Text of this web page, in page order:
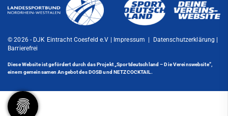
© 2026 - DJK Eintracht Coesfeld e.V | Impressum | Datenschutzerklärung |
Barrierefrei
Diese Website ist gefördert durch das Projekt„Sportdeutschland – Die Vereinswebsite”,
einem gemeinsamen Angebot des DOSB und NETZCOCKTAIL.